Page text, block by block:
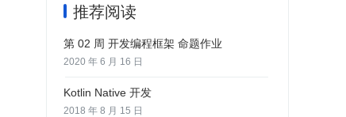
推荐阅读
第 02 周 开发编程框架 命题作业
2020 年 6 月 16 日
Kotlin Native 开发
2018 年 8 月 15 日